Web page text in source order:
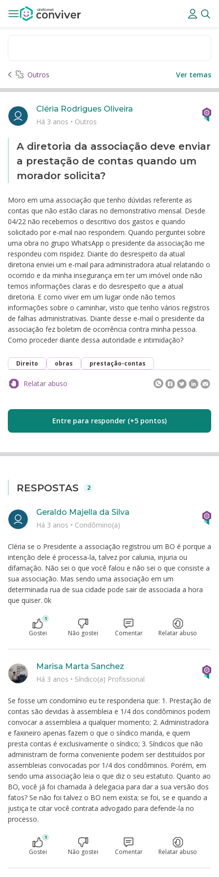
Outros Ver temas
A diretoria da associação deve enviar
a prestação de contas quando um
morador solicita?
Moro em uma associação que tenho dúvidas referente as
contas que não estão claras no demonstrativo mensal. Desde
04/22 não recebemos o descritivo dos gastos e quando
solicitado por e-mail nao respondem. Quando perguntei sobre
uma obra no grupo WhatsApp o presidente da associação me
respondeu com rispidez. Diante do desrespeito da atual
diretoria enviei um e-mail para administradora atual relatando o
ocorrido e da minha insegurança em ter um imóvel onde não
temos informações claras e do desrespeito que a atual
diretoria. E como viver em um lugar onde não temos
informações sobre o caminhar, visto que tenho vários registros
de falhas administrativas. Diante desse e-mail o presidente da
associação fez boletim de ocorrência contra minha pessoa.
Como proceder diante dessa autoridade e intimidação?
Direito obras prestação-contas
Cléria Rodrigues Oliveira
Há 3 anos • Outros
Relatar abuso
Entre para responder (+5 pontos)
RESPOSTAS 2
Cléria se o Presidente a associação registrou um BO é porque a
intenção dele é processa-la, talvez por calunia, injuria ou
difamação. Não sei o que você falou e não sei o que consiste a
sua associação. Mas sendo uma associação em um
determinada rua de sua cidade pode sair de associada a hora
que quiser. 0k
Geraldo Majella da Silva
Há 3 anos • Condômino(a)
1
Gostei Não gostei Comentar Relatar abuso
Se fosse um condomínio eu te responderia que: 1. Prestação de
contas são devidas à assembleia e 1/4 dos condôminos podem
convocar a assembleia a qualquer momento; 2. Administradora
e faxineiro apenas fazem o que o síndico manda, e quem
presta contas é exclusivamente o síndico; 3. Síndicos que não
administram de forma conveniente podem ser destituídos por
assembleias convocadas por 1/4 dos condôminos. Porém, em
sendo uma associação leia o que diz o seu estatuto. Quanto ao
BO, você já foi chamada à delegacia para dar a sua versão dos
fatos? Se não foi talvez o BO nem exista; se foi, se e quando a
justiça te citar você contrata advogado para defende-la no
processo.
Marisa Marta Sanchez
Há 3 anos • Síndico(a) Profissional
1
Gostei Não gostei Comentar Relatar abuso